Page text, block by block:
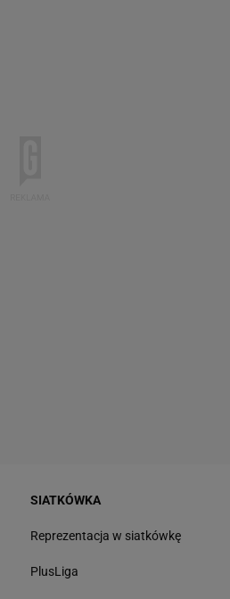
SIATKÓWKA
Reprezentacja w siatkówkę
PlusLiga